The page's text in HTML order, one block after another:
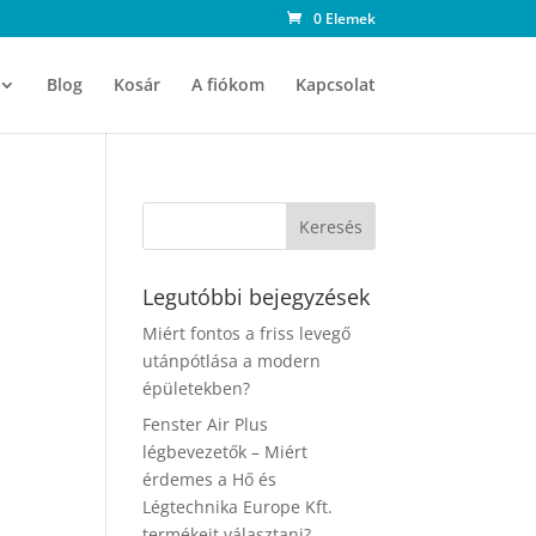
0 Elemek
Blog Kosár A fiókom Kapcsolat
Legutóbbi bejegyzések
Miért fontos a friss levegő
utánpótlása a modern
épületekben?
Fenster Air Plus
légbevezetők – Miért
érdemes a Hő és
Légtechnika Europe Kft.